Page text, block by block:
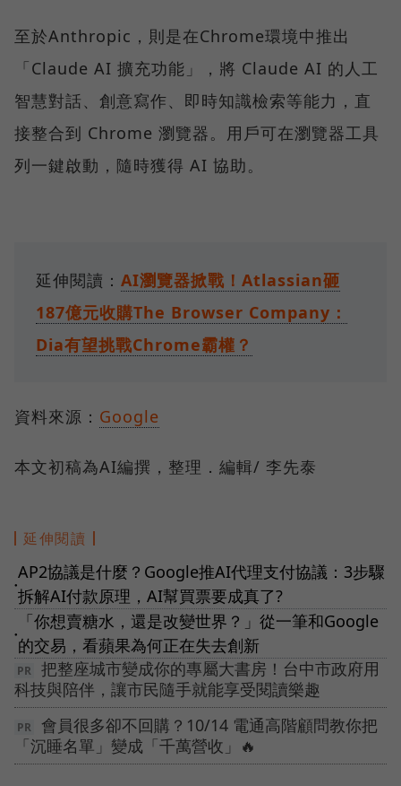
至於Anthropic，則是在Chrome環境中推出
「Claude AI 擴充功能」，將 Claude AI 的人工
智慧對話、創意寫作、即時知識檢索等能力，直
接整合到 Chrome 瀏覽器。用戶可在瀏覽器工具
列一鍵啟動，隨時獲得 AI 協助。
延伸閱讀： AI瀏覽器掀戰！Atlassian砸
187億元收購The Browser Company：
Dia有望挑戰Chrome霸權？
資料來源： Google
本文初稿為AI編撰，整理．編輯/ 李先泰
延伸閱讀
●
AP2協議是什麼？Google推AI代理支付協議：3步驟
拆解AI付款原理，AI幫買票要成真了?
●
「你想賣糖水，還是改變世界？」從一筆和Google
的交易，看蘋果為何正在失去創新
把整座城市變成你的專屬大書房！台中市政府用
科技與陪伴，讓市民隨手就能享受閱讀樂趣
會員很多卻不回購？10/14 電通高階顧問教你把
「沉睡名單」變成「千萬營收」🔥